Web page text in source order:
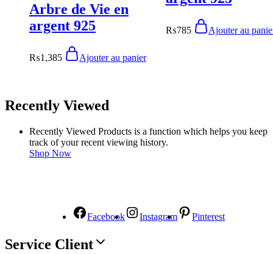
Arbre de Vie en
argent 925
₨1,385 Ajouter au panier
₨785 Ajouter au
Recently Viewed
Recently Viewed Products is a function which helps you keep
track of your recent viewing history.
Shop Now
Facebook Instagram Pinterest
Service Client